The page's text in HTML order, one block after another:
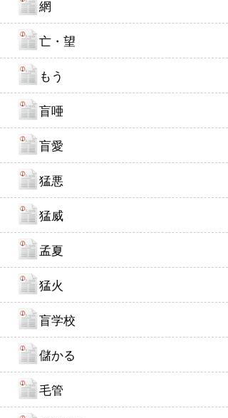
網
亡・望
もう
盲唖
盲愛
猛悪
猛威
孟夏
猛火
盲学校
儲かる
毛管